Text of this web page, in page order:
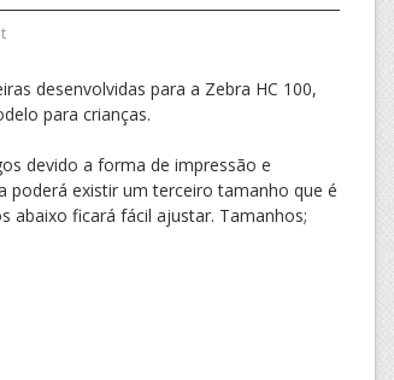
desenvolvidas para a Zebra HC 100,
para crianças.
devido a forma de impressão e
poderá existir um terceiro tamanho que é
abaixo ficará fácil ajustar. Tamanhos;